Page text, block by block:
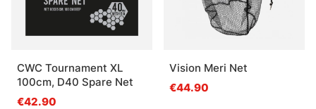
CWC Tournament XL
100cm, D40 Spare Net
€42.90
Vision Meri Net
€44.90